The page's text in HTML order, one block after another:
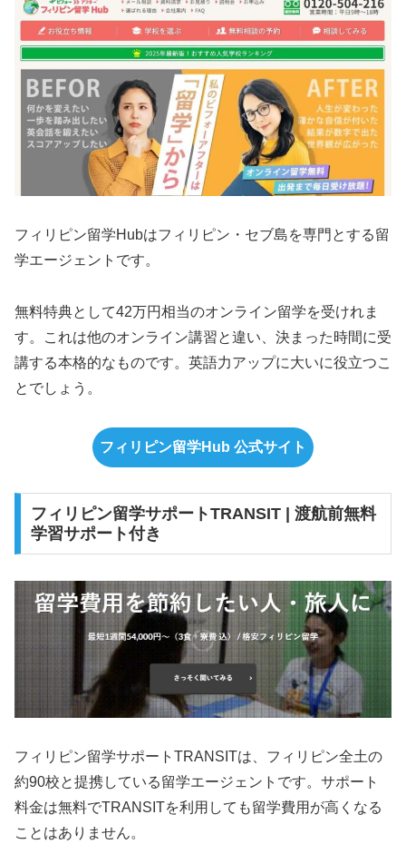
フィリピン留学Hubはフィリピン・セブ島を専門とする留
学エージェントです。
無料特典として42万円相当のオンライン留学を受けれま
す。これは他のオンライン講習と違い、決まった時間に受
講する本格的なものです。英語力アップに大いに役立つこ
とでしょう。
フィリピン留学Hub 公式サイト
フィリピン留学サポートTRANSIT | 渡航前無料
学習サポート付き
フィリピン留学サポートTRANSITは、フィリピン全土の
約90校と提携している留学エージェントです。サポート
料金は無料でTRANSITを利用しても留学費用が高くなる
ことはありません。